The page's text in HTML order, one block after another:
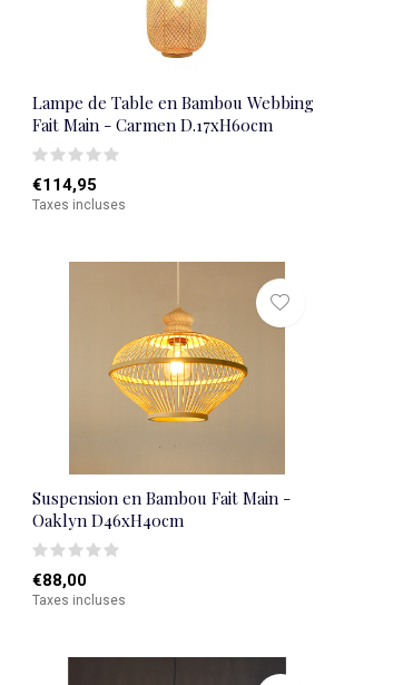
Lampe de Table en Bambou Webbing
Fait Main - Carmen D.17xH60cm
€114,95
Taxes incluses
Suspension en Bambou Fait Main -
Oaklyn D46xH40cm
€88,00
Taxes incluses